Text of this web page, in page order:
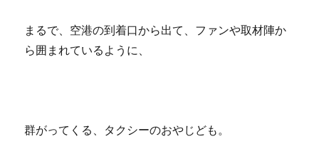
まるで、空港の到着口から出て、ファンや取材陣か
ら囲まれているように、
群がってくる、タクシーのおやじども。